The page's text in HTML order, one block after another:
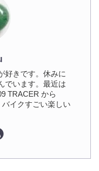
好きです。休みに
でいます。最近は
TRACER から
イクすごい楽しい